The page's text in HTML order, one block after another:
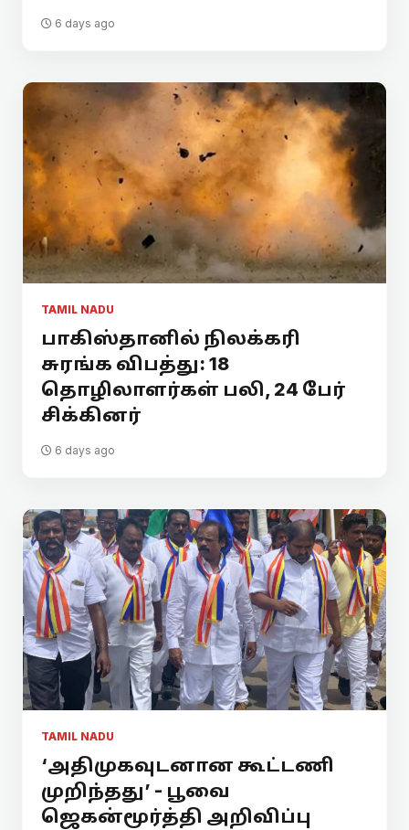
6 days ago
TAMIL NADU
பாகிஸ்தானில் நிலக்கரி
சுரங்க விபத்து: 18
தொழிலாளர்கள் பலி, 24 பேர்
சிக்கினர்
6 days ago
TAMIL NADU
‘அதிமுகவுடனான கூட்டணி
முறிந்தது’ - பூவை
ஜெகன்மூர்த்தி அறிவிப்பு